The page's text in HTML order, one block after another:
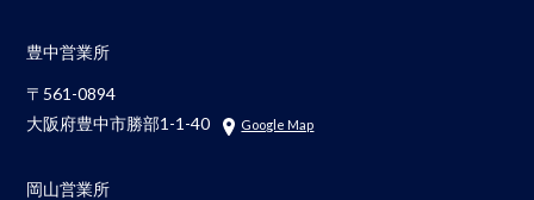
豊中営業所
〒561-0894
大阪府豊中市勝部1-1-40
Google Map
岡山営業所